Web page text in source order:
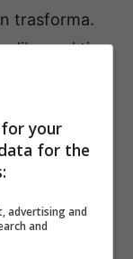
trasforma.
libera al tiro
Si
your
for the
advertising and
and